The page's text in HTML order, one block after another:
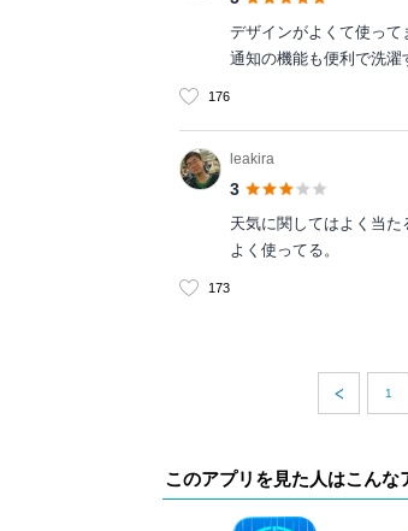
デザインがよくて使って
通知の機能も便利で洗濯
176
leakira
3
天気に関してはよく当
よく使ってる。
173
1
このアプリを見た人はこんな